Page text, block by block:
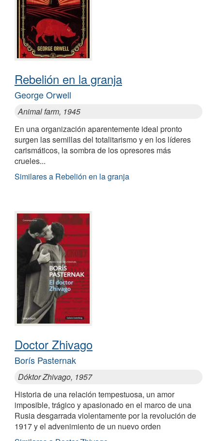
Rebelión en la granja
George Orwell
Animal farm, 1945
En una organización aparentemente ideal pronto
surgen las semillas del totalitarismo y en los líderes
carismáticos, la sombra de los opresores más
crueles...
Similares a Rebelión en la granja
Doctor Zhivago
Borís Pasternak
Dóktor Zhivago, 1957
Historia de una relación tempestuosa, un amor
imposible, trágico y apasionado en el marco de una
Rusia desgarrada violentamente por la revolución de
1917 y el advenimiento de un nuevo orden